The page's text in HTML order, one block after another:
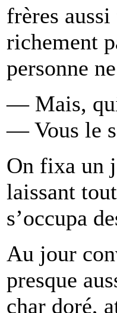
frères
richement
personne
— Mais, qui
— Vous le
On fixa un
laissant
s’occupa
Au jour
presque
char doré,